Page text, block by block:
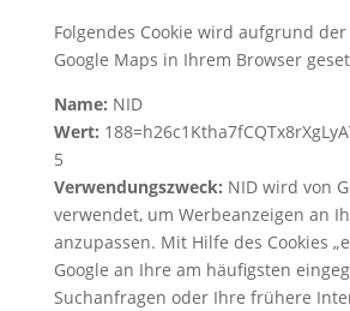
Folgendes Cookie wird aufgrund
Google Maps in Ihrem Browser
Name: NID
Wert:
5
Verwendungszweck: NID wird von
verwendet, um Werbeanzeigen an
anzupassen. Mit Hilfe des Cookies
Google an Ihre am häufigsten
Suchanfragen oder Ihre frühere